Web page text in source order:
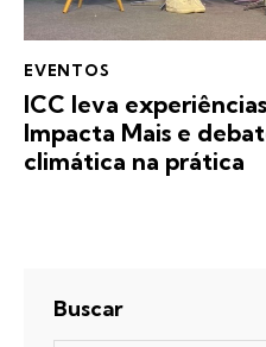
EVENTOS
ICC leva
Impacta Mais e
climática na prática
Buscar